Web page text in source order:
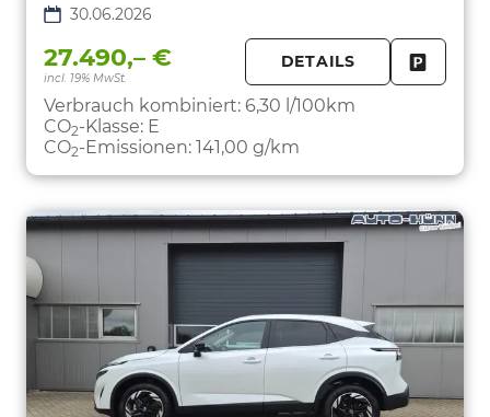
30.06.2026
27.490,– €
incl. 19% MwSt.
DETAILS
Verbrauch kombiniert: 6,30 l/100km
CO2-Klasse: E
CO2-Emissionen: 141,00 g/km